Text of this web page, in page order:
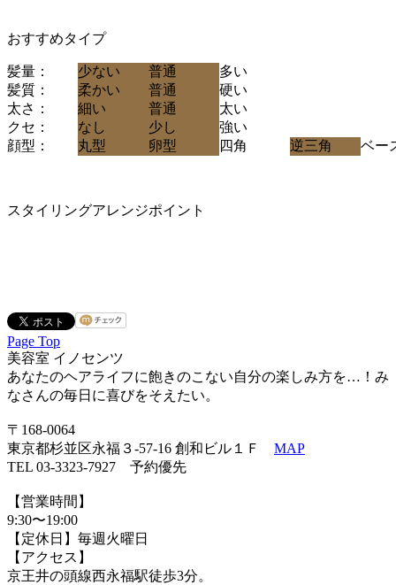
おすすめタイプ
髪量： 少ない 普通
多い
髪質：
柔かい 普通
硬い
太さ：
細い 普通
太い
クセ：
なし 少し
強い
顔型：
丸型 卵型 四角 逆三角 ベー
スタイリングアレンジポイント
Page Top
美容室 イノセンツ
あなたのヘアライフに飽きのこない自分の楽しみ方を…！み
なさんの毎日に喜びをそえたい。
〒168-0064
東京都杉並区永福３-57-16 創和ビル１Ｆ MAP
TEL 03-3323-7927 予約優先
【営業時間】
9:30〜19:00
【定休日】毎週火曜日
【アクセス】
京王井の頭線西永福駅徒歩3分。